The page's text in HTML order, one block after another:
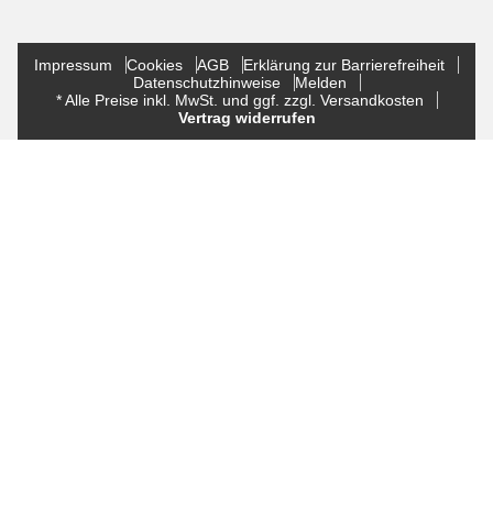
Impressum Cookies AGB
Erklärung zur Barrierefreiheit
Datenschutzhinweise
Melden
* Alle Preise inkl. MwSt. und ggf. zzgl. Versandkosten
Vertrag widerrufen